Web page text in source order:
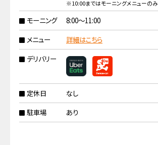
※10:00まではモーニングメニューのみ
モーニング
8:00〜11:00
メニュー
詳細はこちら
デリバリー
定休日
なし
駐車場
あり